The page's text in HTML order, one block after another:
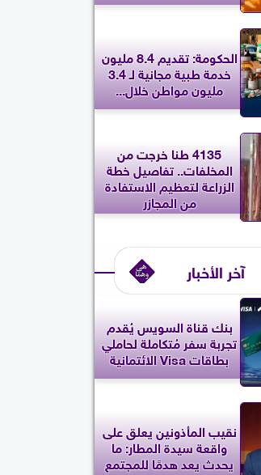
الحكومة: تقديم 8.4 مليون
خدمة طبية مجانية لـ 3.4
مليون مواطن خلال...
4135 طنا خرجت من
المخلفات.. تفاصيل خطة
الزراعة لتعظيم الاستفادة
من المجازر
آخر الأخبار
بنك قناة السويس يُقدم
تجربة سفر مُتكاملة لحاملي
بطاقات Visa الائتمانية
نقيب المأذونين يعلق على
واقعة سيدة المطار: ما
يحدث يعد هدمًا للمجتمع